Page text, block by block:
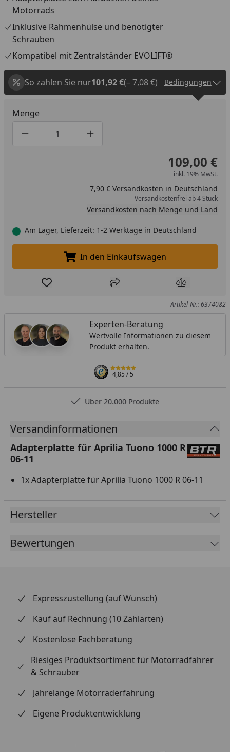
Motorrads
Inklusive Rahmenhülse und benötigter
Schrauben
Kompatibel mit Zentralständer EVOLIFT®
So zahlen Sie nur101,92 €(– 7,08 €) Bedingungen
Menge
Produktmenge um eins verringern
Produktmenge manuell eingeben
Produktmenge um eins erhöhen
109,00 €
inkl. 19% MwSt.
7,90 € Versandkosten in Deutschland
Versandkostenfrei ab 4 Stück
Versandkosten nach Menge und Land
Am Lager, Lieferzeit: 1-2 Werktage in Deutschland
In den Einkaufswagen legen
In den Einkaufswagen
Produkt zur Wunschliste hinzufügen
Teilen Produkt
Artikel-Nr.: 6374082
Experten-Beratung
Wertvolle Informationen zu diesem
Produkt erhalten.
4,85/ 5
Über 20.000 Produkte
Versandinformationen
Adapterplatte für Aprilia Tuono 1000 R
06-11
1x Adapterplatte für Aprilia Tuono 1000 R 06-11
Hersteller
Bewertungen
Expresszustellung (auf Wunsch)
Kauf auf Rechnung (10 Zahlarten)
Kostenlose Fachberatung
Riesiges Produktsortiment für Motorradfahrer
& Schrauber
Jahrelange Motorraderfahrung
Eigene Produktentwicklung